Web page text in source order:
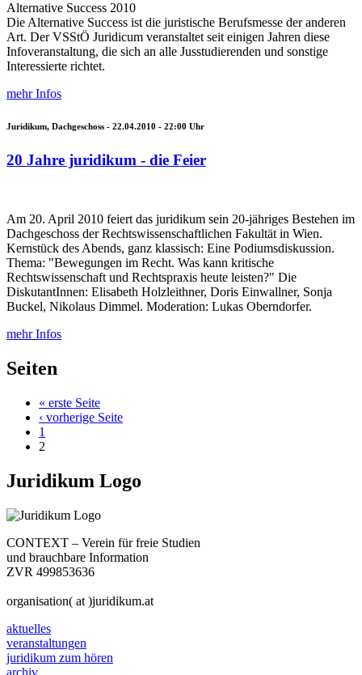
Alternative Success 2010
Die Alternative Success ist die juristische Berufsmesse der anderen
Art. Der VSStÖ Juridicum veranstaltet seit einigen Jahren diese
Infoveranstaltung, die sich an alle Jusstudierenden und sonstige
Interessierte richtet.
mehr Infos
Juridikum, Dachgeschoss - 22.04.2010 - 22:00 Uhr
20 Jahre juridikum - die Feier
Am 20. April 2010 feiert das juridikum sein 20-jähriges Bestehen im
Dachgeschoss der Rechtswissenschaftlichen Fakultät in Wien.
Kernstück des Abends, ganz klassisch: Eine Podiumsdiskussion.
Thema: "Bewegungen im Recht. Was kann kritische
Rechtswissenschaft und Rechtspraxis heute leisten?" Die
DiskutantInnen: Elisabeth Holzleithner, Doris Einwallner, Sonja
Buckel, Nikolaus Dimmel. Moderation: Lukas Oberndorfer.
mehr Infos
Seiten
« erste Seite
‹ vorherige Seite
1
2
Juridikum Logo
CONTEXT – Verein für freie Studien
und brauchbare Information
ZVR 499853636
organisation( at )juridikum.at
aktuelles
veranstaltungen
juridikum zum hören
archiv